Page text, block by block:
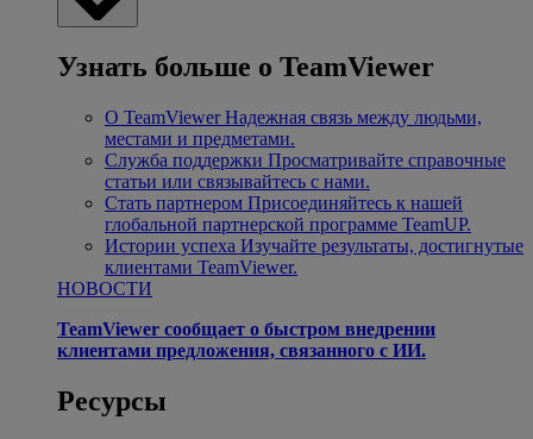
Узнать больше о TeamViewer
О TeamViewer Надежная связь между людьми,
местами и предметами.
Служба поддержки Просматривайте справочные
статьи или связывайтесь с нами.
Стать партнером Присоединяйтесь к нашей
глобальной партнерской программе TeamUP.
Истории успеха Изучайте результаты, достигнутые
клиентами TeamViewer.
НОВОСТИ
TeamViewer сообщает о быстром внедрении
клиентами предложения, связанного с ИИ.
Ресурсы